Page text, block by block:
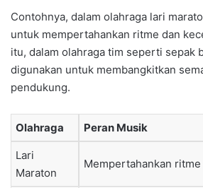
Contohnya, dalam olahraga lari
untuk mempertahankan ritme dan
itu, dalam olahraga tim seperti sepak
digunakan untuk membangkitkan
pendukung.
Olahraga Peran Musik
Lari
Maraton
Mempertahankan